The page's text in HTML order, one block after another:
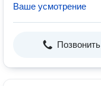
Ваше усмотрение
Позвонить